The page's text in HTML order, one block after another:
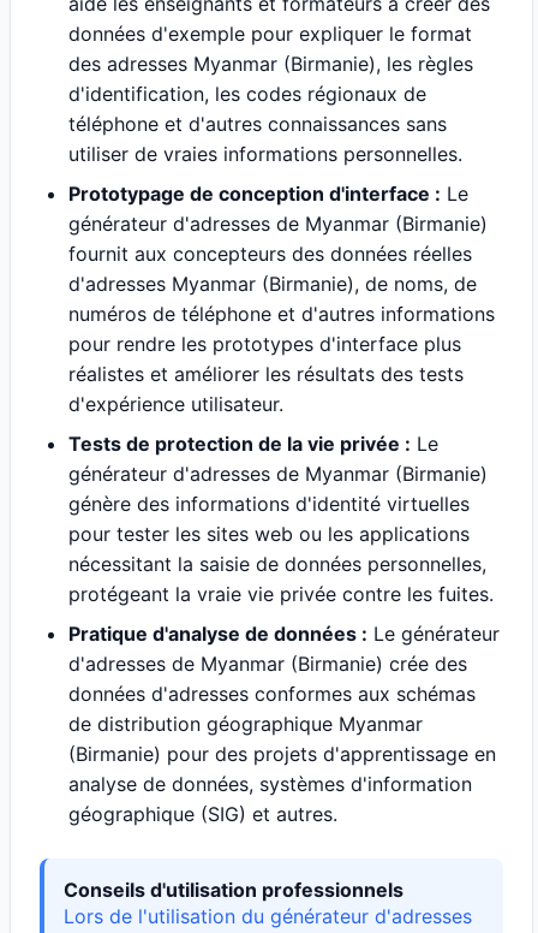
données d'exemple pour expliquer le format
des adresses Myanmar (Birmanie), les règles
d'identification, les codes régionaux de
téléphone et d'autres connaissances sans
utiliser de vraies informations personnelles.
Prototypage de conception d'interface : Le
générateur d'adresses de Myanmar (Birmanie)
fournit aux concepteurs des données réelles
d'adresses Myanmar (Birmanie), de noms, de
numéros de téléphone et d'autres informations
pour rendre les prototypes d'interface plus
réalistes et améliorer les résultats des tests
d'expérience utilisateur.
Tests de protection de la vie privée : Le
générateur d'adresses de Myanmar (Birmanie)
génère des informations d'identité virtuelles
pour tester les sites web ou les applications
nécessitant la saisie de données personnelles,
protégeant la vraie vie privée contre les fuites.
Pratique d'analyse de données : Le générateur
d'adresses de Myanmar (Birmanie) crée des
données d'adresses conformes aux schémas
de distribution géographique Myanmar
(Birmanie) pour des projets d'apprentissage en
analyse de données, systèmes d'information
géographique (SIG) et autres.
Conseils d'utilisation professionnels
Lors de l'utilisation du générateur d'adresses